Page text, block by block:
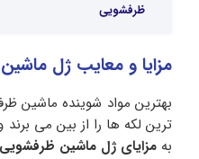
ظرفشویی
مزایا و معایب ژل
بهترین مواد شوینده ماشین
ترین لکه ها را از بین می
به مزایای ژل ماشین ظرفشویی